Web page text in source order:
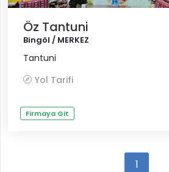
Öz Tantuni
Bingöl / MERKEZ
Tantuni
Yol Tarifi
Firmaya Git
1